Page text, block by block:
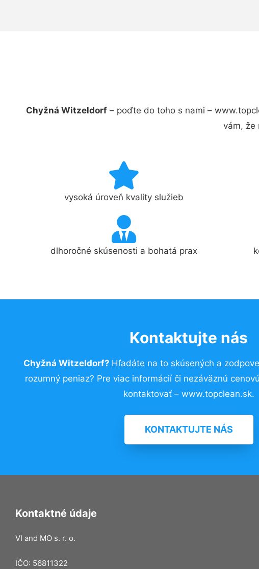
Chyžná Witzeldorf – poďte do toho s nami –
vám, že
vysoká úroveň kvality služieb
dlhoročné skúsenosti a bohatá prax
Kontaktujte nás
Chyžná Witzeldorf? Hľadáte na to skúsených a
rozumný peniaz? Pre viac informácií či nezáväznú
kontaktovať – www.topclean.sk.
KONTAKTUJTE NÁS
Kontaktné údaje
VI and MO s. r. o.
IČO: 56811322